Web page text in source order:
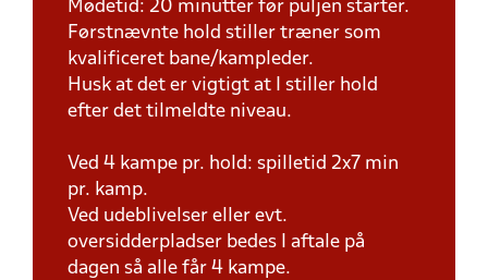
Mødetid: 20 minutter før puljen starter.
Førstnævnte hold stiller træner som
kvalificeret bane/kampleder.
Husk at det er vigtigt at I stiller hold
efter det tilmeldte niveau.
Ved 4 kampe pr. hold: spilletid 2x7 min
pr. kamp.
Ved udeblivelser eller evt.
oversidderpladser bedes I aftale på
dagen så alle får 4 kampe.